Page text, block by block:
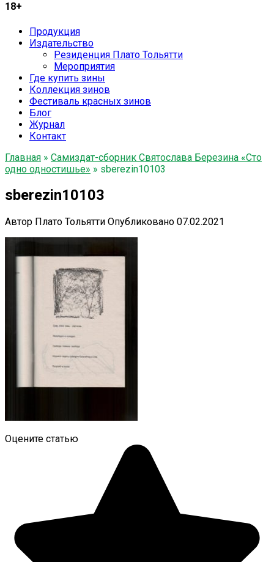
18+
Продукция
Издательство
Резиденция Плато Тольятти
Мероприятия
Где купить зины
Коллекция зинов
Фестиваль красных зинов
Блог
Журнал
Контакт
Главная » Самиздат-сборник Святослава Березина «Сто
одно одностишье» » sberezin10103
sberezin10103
Автор Плато Тольятти Опубликовано 07.02.2021
Оцените статью